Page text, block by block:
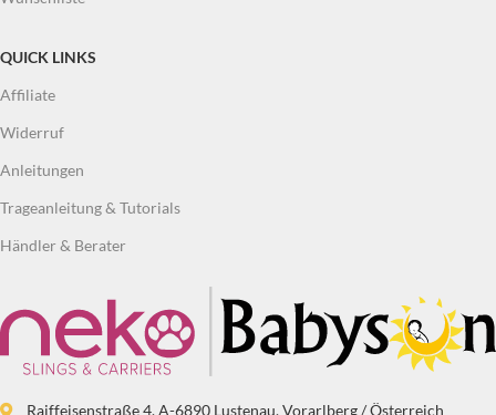
QUICK LINKS
Affiliate
Widerruf
Anleitungen
Trageanleitung & Tutorials
Händler & Berater
Raiffeisenstraße 4, A-6890 Lustenau, Vorarlberg / Österreich